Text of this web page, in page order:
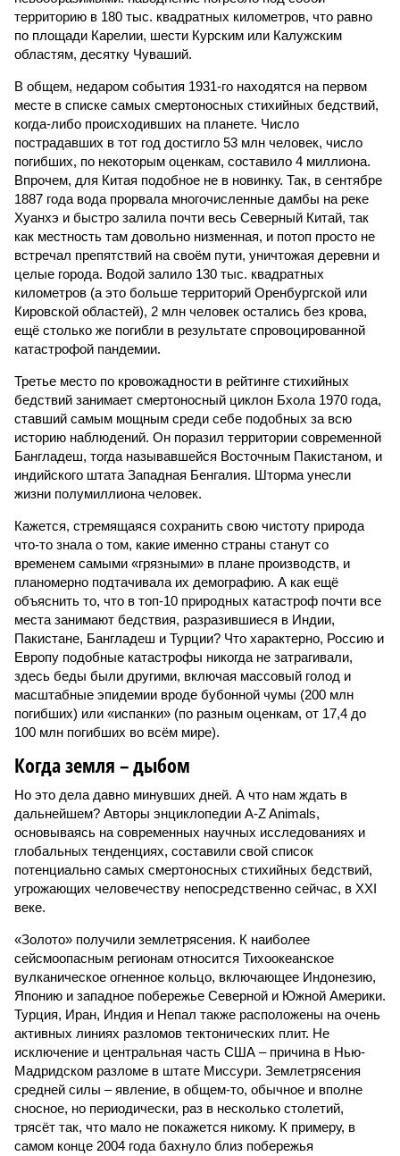
территорию в 180 тыс. квадратных километров, что равно
по площади Карелии, шести Курским или Калужским
областям, десятку Чуваший.
В общем, недаром события 1931-го находятся на первом
месте в списке самых смертоносных стихийных бедствий,
когда-либо происходивших на планете. Число
пострадавших в тот год достигло 53 млн человек, число
погибших, по некоторым оценкам, составило 4 миллиона.
Впрочем, для Китая подобное не в новинку. Так, в сентябре
1887 года вода прорвала многочисленные дамбы на реке
Хуанхэ и быстро залила почти весь Северный Китай, так
как местность там довольно низменная, и потоп просто не
встречал препятствий на своём пути, уничтожая деревни и
целые города. Водой залило 130 тыс. квадратных
километров (а это больше территорий Оренбургской или
Кировской областей), 2 млн человек остались без крова,
ещё столько же погибли в результате спровоцированной
катастрофой пандемии.
Третье место по кровожадности в рейтинге стихийных
бедствий занимает смертоносный циклон Бхола 1970 года,
ставший самым мощным среди себе подобных за всю
историю наблюдений. Он поразил территории современной
Бангладеш, тогда называвшейся Восточным Пакистаном, и
индийского штата Западная Бенгалия. Шторма унесли
жизни полумиллиона человек.
Кажется, стремящаяся сохранить свою чистоту природа
что-то знала о том, какие именно страны станут со
временем самыми «грязными» в плане производств, и
планомерно подтачивала их демографию. А как ещё
объяснить то, что в топ-10 природных катастроф почти все
места занимают бедствия, разразившиеся в Индии,
Пакистане, Бангладеш и Турции? Что характерно, Россию и
Европу подобные катастрофы никогда не затрагивали,
здесь беды были другими, включая массовый голод и
масштабные эпидемии вроде бубонной чумы (200 млн
погибших) или «испанки» (по разным оценкам, от 17,4 до
100 млн погибших во всём мире).
Когда земля – дыбом
Но это дела давно минувших дней. А что нам ждать в
дальнейшем? Авторы энциклопедии A-Z Animals,
основываясь на современных научных исследованиях и
глобальных тенденциях, составили свой список
потенциально самых смертоносных стихийных бедствий,
угрожающих человечеству непосредственно сейчас, в XXI
веке.
«Золото» получили землетрясения. К наиболее
сейсмоопасным регионам относится Тихоокеанское
вулканическое огненное кольцо, включающее Индонезию,
Японию и западное побережье Северной и Южной Америки.
Турция, Иран, Индия и Непал также расположены на очень
активных линиях разломов тектонических плит. Не
исключение и центральная часть США – причина в Нью-
Мадридском разломе в штате Миссури. Землетрясения
средней силы – явление, в общем-то, обычное и вполне
сносное, но периодически, раз в несколько столетий,
трясёт так, что мало не покажется никому. К примеру, в
самом конце 2004 года бахнуло близ побережья